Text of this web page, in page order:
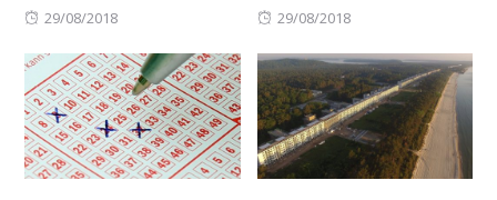
Posted
29/08/2018
Posted
29/08/2018